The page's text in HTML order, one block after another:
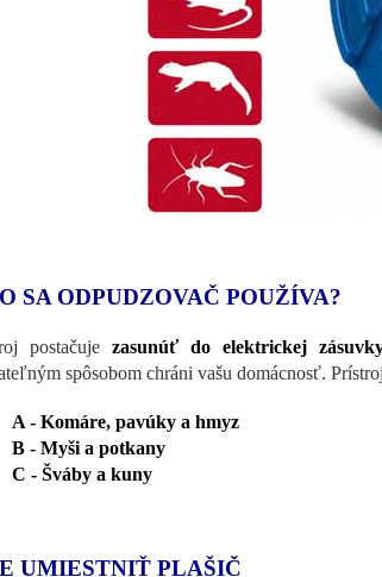
SA ODPUDZOVAČ POUŽÍVA?
postačuje zasunúť do elektrickej
spôsobom chráni vašu domácnosť.
A - Komáre, pavúky a hmyz
B - Myši a potkany
C - Šváby a kuny
UMIESTNIŤ PLAŠIČ